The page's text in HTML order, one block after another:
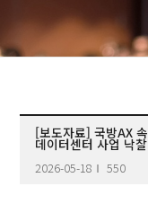
[보도자료] 국방AX
데이터센터 사업 낙찰
2026-05-18 550